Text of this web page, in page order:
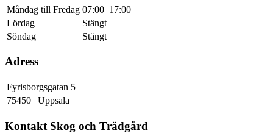
Måndag till Fredag 07:00 17:00
Lördag
Stängt
Söndag
Stängt
Adress
Fyrisborgsgatan 5
75450
Uppsala
Kontakt Skog och Trädgård